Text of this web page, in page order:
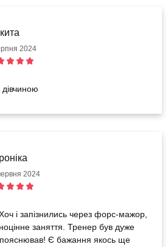
2024
2024
і запізнились через форс-мажор,
заняття. Тренер був дуже
пояснював! Є бажання якось ще